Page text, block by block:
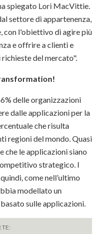
spiegato Lori MacVittie.
settore di appartenenza,
con l'obiettivo di agire più
e offrire a clienti e
del mercato".
delle organizzazioni
dalle applicazioni per la
che risulta
regioni del mondo. Quasi
che le applicazioni siano
strategico. I
come nell’ultimo
modellato un
sulle applicazioni.
TE: